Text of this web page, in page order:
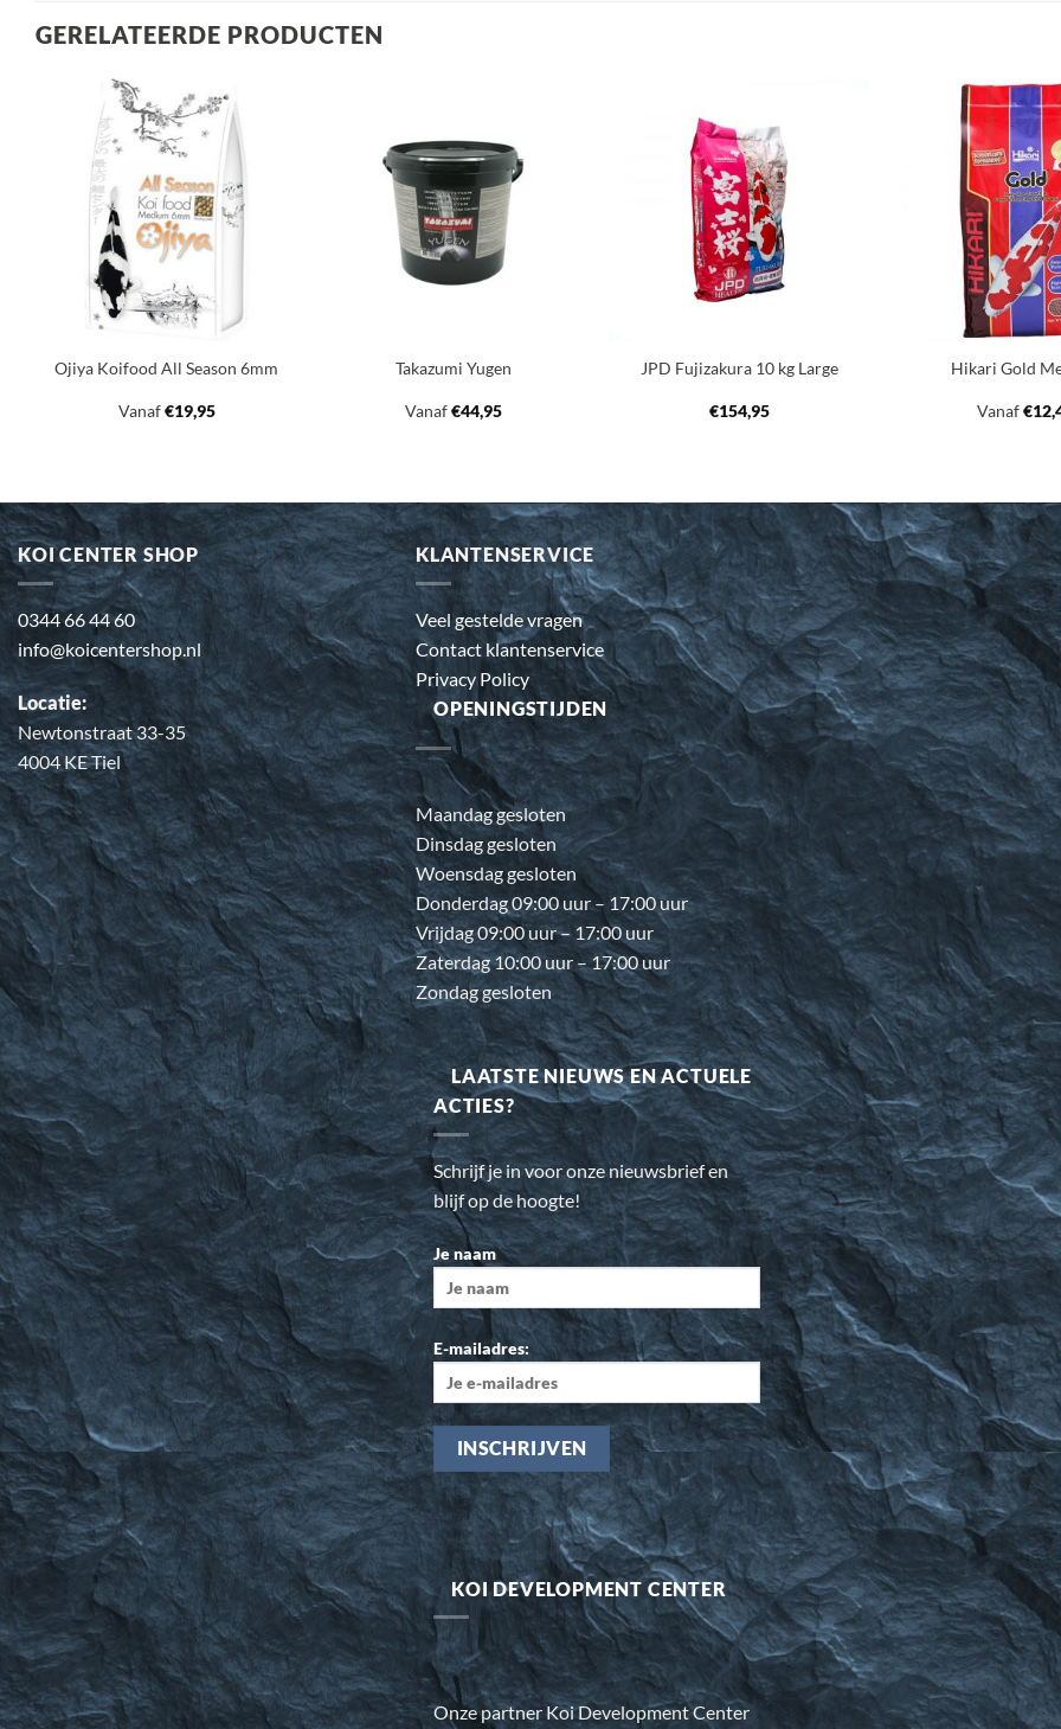
GERELATEERDE PRODUCTEN
Toevoegen
aan
Ojiya Koifood All Season 6mm
Vanaf€19,95
Toevoegen
aan
verlanglijst
Takazumi Yugen
Vanaf€44,95
verlanglijst
JPD Fujizakura 10 kg Large
€154,95
Hikari Gold
Vanaf€
KOI CENTER SHOP
0344 66 44 60
info@koicentershop.nl
Locatie:
Newtonstraat 33-35
4004 KE Tiel
KLANTENSERVICE
Veel gestelde vragen
Contact klantenservice
Privacy Policy
OPENINGSTIJDEN
Maandag gesloten
Dinsdag gesloten
Woensdag gesloten
Donderdag 09:00 uur – 17:00 uur
Vrijdag 09:00 uur – 17:00 uur
Zaterdag 10:00 uur – 17:00 uur
Zondag gesloten
LAATSTE NIEUWS EN ACTUELE
ACTIES?
Schrijf je in voor onze nieuwsbrief en
blijf op de hoogte!
Je naam
E-mailadres:
KOI DEVELOPMENT CENTER
Onze partner Koi Development Center